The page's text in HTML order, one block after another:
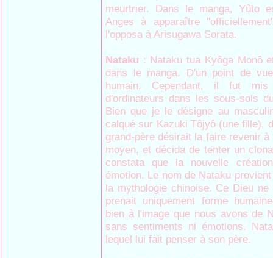
meurtrier. Dans le manga, Yûto
Anges à apparaître
l'opposa à Arisugawa Sorata.
Nataku : Nataku tua Kyôga Monô
dans le manga. D'un point de
humain. Cependant, il fut
d'ordinateurs dans les sous-sols
Bien que je le désigne au
calqué sur Kazuki Tôjyô (une fille),
grand-père désirait la faire revenir
moyen, et décida de tenter un
constata que la nouvelle
émotion. Le nom de Nataku
la mythologie chinoise. Ce Dieu
prenait uniquement forme
bien à l'image que nous avons de
sans sentiments ni émotions.
lequel lui fait penser à son père.